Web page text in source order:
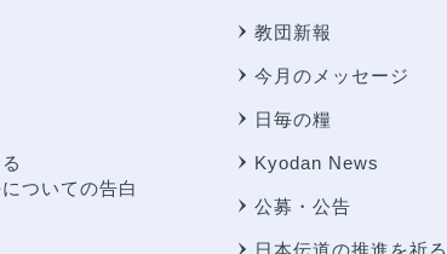
ついての告白
教団新報
今月のメッセージ
日毎の糧
Kyodan News
公募・公告
日本伝道の推進を祈